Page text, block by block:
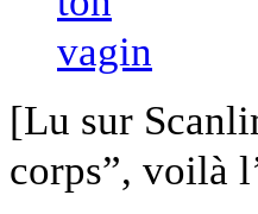
[Lu sur
corps”, voilà